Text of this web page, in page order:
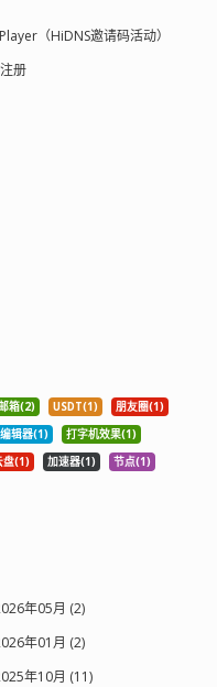
（HiDNS邀请码活动）
册
箱(2) USDT(1)
朋友圈(1)
辑器(1)
打字机效果(1)
盘(1) 加速器(1)
节点(1)
年05月 (2)
年01月 (2)
年10月 (11)